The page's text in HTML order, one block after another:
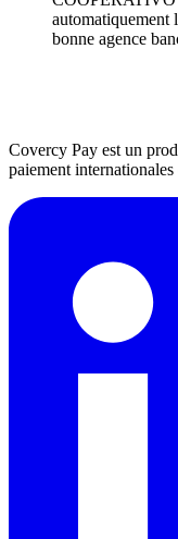
automatiquement
bonne agence
Covercy Pay est un
paiement